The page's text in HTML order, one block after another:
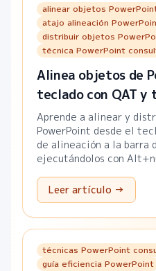
alinear objetos
atajo alineación
distribuir objetos
técnica PowerPoint
Alinea objetos de
teclado con QAT y
Aprende a alinear y
PowerPoint desde el
de alineación a la barra
ejecutándolos con
Leer artículo →
técnicas PowerPoint
guía eficiencia PowerPoint